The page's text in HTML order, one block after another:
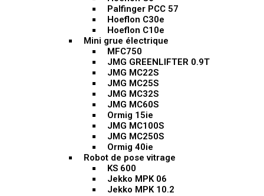
Palfinger PCC 57
Hoeflon C30e
Hoeflon C10e
Mini grue électrique
MFC750
JMG GREENLIFTER 0.9T
JMG MC22S
JMG MC25S
JMG MC32S
JMG MC60S
Ormig 15ie
JMG MC100S
JMG MC250S
Ormig 40ie
Robot de pose vitrage
KS 600
Jekko MPK 06
Jekko MPK 10.2